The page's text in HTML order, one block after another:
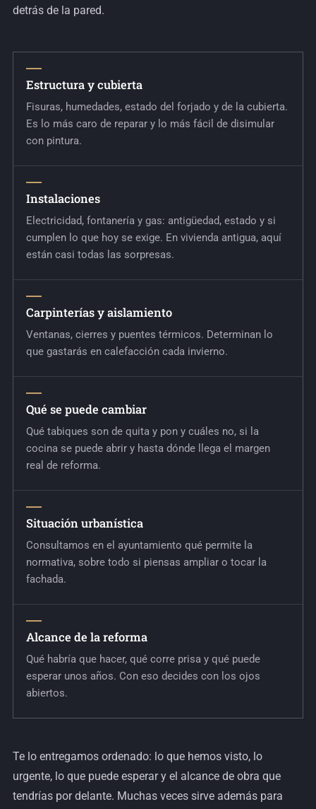
detrás de la pared.
Estructura y cubierta
Fisuras, humedades, estado del forjado y de la cubierta.
Es lo más caro de reparar y lo más fácil de disimular
con pintura.
Instalaciones
Electricidad, fontanería y gas: antigüedad, estado y si
cumplen lo que hoy se exige. En vivienda antigua, aquí
están casi todas las sorpresas.
Carpinterías y aislamiento
Ventanas, cierres y puentes térmicos. Determinan lo
que gastarás en calefacción cada invierno.
Qué se puede cambiar
Qué tabiques son de quita y pon y cuáles no, si la
cocina se puede abrir y hasta dónde llega el margen
real de reforma.
Situación urbanística
Consultamos en el ayuntamiento qué permite la
normativa, sobre todo si piensas ampliar o tocar la
fachada.
Alcance de la reforma
Qué habría que hacer, qué corre prisa y qué puede
esperar unos años. Con eso decides con los ojos
abiertos.
Te lo entregamos ordenado: lo que hemos visto, lo
urgente, lo que puede esperar y el alcance de obra que
tendrías por delante. Muchas veces sirve además para